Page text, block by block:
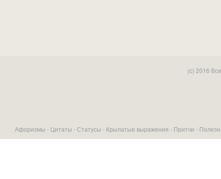
(c) 2016
Афоризмы - Цитаты -Статусы - Крылатые выражения - Притчи -